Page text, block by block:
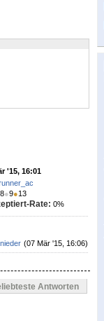
'15, 16:01
8●9●13
Rate: 0%
(07 Mär '15, 16:06)
Antworten